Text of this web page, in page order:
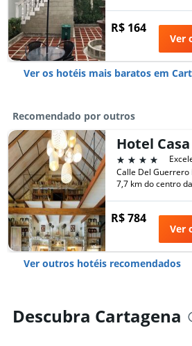
R$ 164
Ver
Ver os hotéis mais baratos em
Recomendado por outros
4 estrelas
7,7 km do centro
R$ 784
Ver
Ver outros hotéis recomendados
Descubra Cartagena